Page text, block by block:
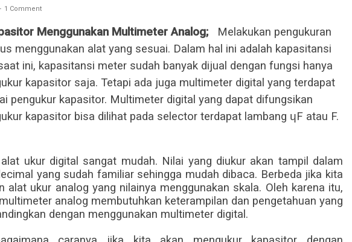
1 Comment
Menggunakan Multimeter Analog;
Melakukan pengukuran
menggunakan alat yang sesuai. Dalam hal ini adalah kapasitansi
ini, kapasitansi meter sudah banyak dijual dengan fungsi hanya
kapasitor saja. Tetapi ada juga multimeter digital yang terdapat
pengukur kapasitor. Multimeter digital yang dapat difungsikan
kapasitor bisa dilihat pada selector terdapat lambang ɥF atau F.
alat ukur digital sangat mudah. Nilai yang diukur akan tampil dalam
yang sudah familiar sehingga mudah dibaca. Berbeda jika kita
alat ukur analog yang nilainya menggunakan skala. Oleh karena itu,
analog membutuhkan keterampilan dan pengetahuan yang
dengan menggunakan multimeter digital.